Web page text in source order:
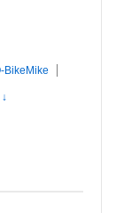
BikeMike